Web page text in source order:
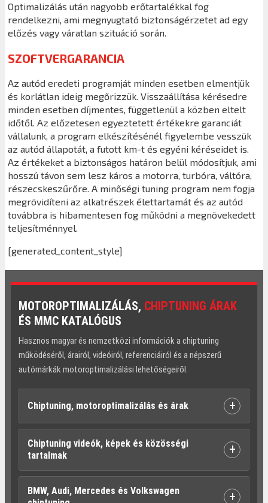
Optimalizálás után nagyobb erőtartalékkal fog
rendelkezni, ami megnyugtató biztonságérzetet ad egy
előzés vagy váratlan szituáció során.
SZOFTVERGARANCIA
Az autód eredeti programját minden esetben elmentjük
és korlátlan ideig megőrizzük. Visszaállítása kérésedre
minden esetben díjmentes, függetlenül a közben eltelt
időtől. Az előzetesen egyeztetett értékekre garanciát
vállalunk, a program elkészítésénél figyelembe vesszük
az autód állapotát, a futott km-t és egyéni kéréseidet is.
Az értékeket a biztonságos határon belül módosítjuk, ami
hosszú távon sem lesz káros a motorra, turbóra, váltóra,
részecskeszűrőre. A minőségi tuning program nem fogja
megrövidíteni az alkatrészek élettartamát és az autód
továbbra is hibamentesen fog működni a megnövekedett
teljesítménnyel.
[generated_content_style]
MOTOROPTIMALIZÁLÁS, CHIPTUNING ÁRAK
ÉS MMC KATALÓGUS
Hasznos magyar és nemzetközi információk a chiptuning
működéséről, árairól, videóiról, referenciáiról és a népszerű
autómárkák motoroptimalizálási lehetőségeiről.
Chiptuning, motoroptimalizálás és árak +
Chiptuning videók, képek és közösségi
tartalmak
+
BMW, Audi, Mercedes és Volkswagen
+